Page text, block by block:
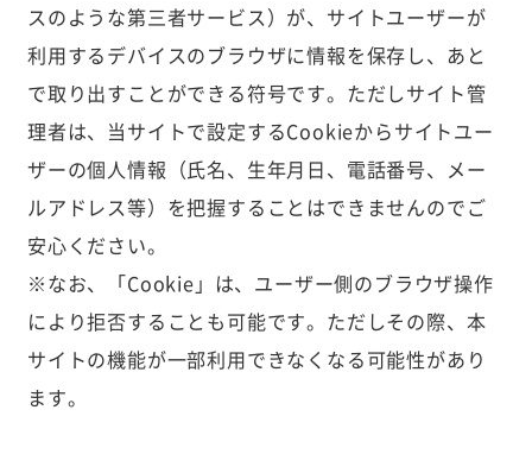
スのような第三者サービス）が、サイトユーザーが
利用するデバイスのブラウザに情報を保存し、あと
で取り出すことができる符号です。ただしサイト管
理者は、当サイトで設定するCookieからサイトユー
ザーの個人情報（氏名、生年月日、電話番号、メー
ルアドレス等）を把握することはできませんのでご
安心ください。
※なお、「Cookie」は、ユーザー側のブラウザ操作
により拒否することも可能です。ただしその際、本
サイトの機能が一部利用できなくなる可能性があり
ます。